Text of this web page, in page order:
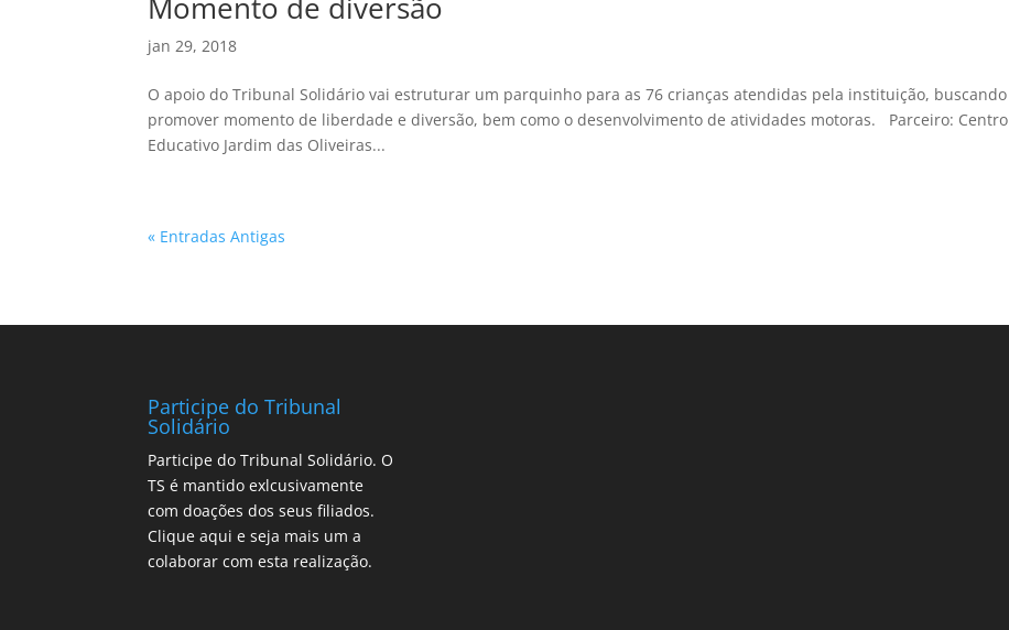
jan 29, 2018
O apoio do Tribunal Solidário vai estruturar um parquinho para as 76 crianças atendidas pela instituição, buscando
promover momento de liberdade e diversão, bem como o desenvolvimento de atividades motoras. Parceiro: Centro
Educativo Jardim das Oliveiras...
« Entradas Antigas
Participe do Tribunal
Solidário
Participe do Tribunal Solidário. O
TS é mantido exlcusivamente
com doações dos seus filiados.
Clique aqui e seja mais um a
colaborar com esta realização.